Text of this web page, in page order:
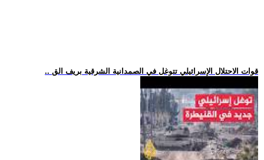
.. قوات الاحتلال الإسرائيلي تتوغل في الصمدانية الشرقية بريف الق